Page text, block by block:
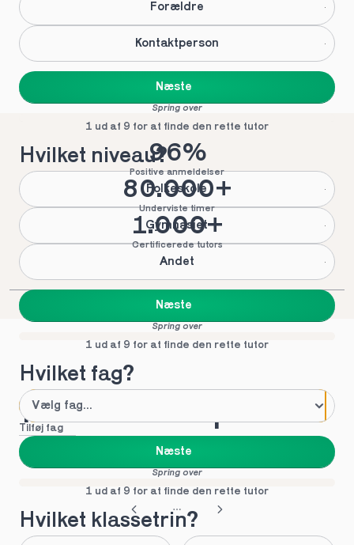
Forældre
Kontaktperson
Næste
Spring over
1 ud af 9 for at finde den rette tutor
Hvilket niveau?
Folkeskole
Gymnasiet
Andet
Næste
Spring over
1 ud af 9 for at finde den rette tutor
Hvilket fag?
Tilføj fag
Næste
Spring over
1 ud af 9 for at finde den rette tutor
Hvilket klassetrin?
96%
Positive anmeldelser
80.000+
Underviste timer
1.000+
Certificerede tutors
Mød vores top tutors
i Jægerspris